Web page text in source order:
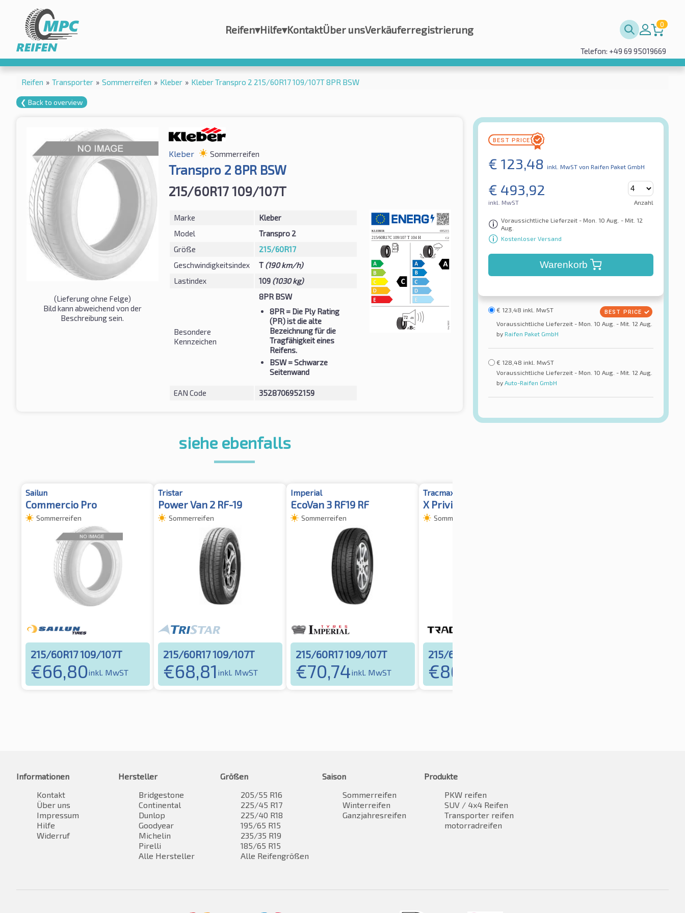
Reifen▾Hilfe▾KontaktÜber unsVerkäuferregistrierung 0
Telefon: +49 69 95019669
Reifen » Transporter » Sommerreifen » Kleber » Kleber Transpro 2 215/60R17 109/107T 8PR BSW
❮ Back to overview
(Lieferung ohne Felge)
Bild kann abweichend von der
Beschreibung sein.
Kleber Sommerreifen
Transpro 2 8PR BSW
215/60R17 109/107T
Marke
Kleber
Model
Transpro 2
Größe
215/60R17
Geschwindigkeitsindex
T (190 km/h)
Lastindex
109 (1030 kg)
Besondere
Kennzeichen
8PR BSW
8PR= Die Ply Rating
(PR) ist die alte
Bezeichnung für die
Tragfähigkeit eines
Reifens.
BSW= Schwarze
Seitenwand
EAN Code 3528706952159
€ 123,48 inkl. MwST von Raifen Paket GmbH
€ 493,92
inkl. MwST Anzahl
Voraussichtliche Lieferzeit - Mon. 10 Aug. - Mit. 12
Aug.
Kostenloser Versand
Warenkorb
€ 123,48 inkl. MwST
Voraussichtliche Lieferzeit - Mon. 10 Aug. - Mit. 12 Aug.
by Raifen Paket GmbH
€ 128,48 inkl. MwST
Voraussichtliche Lieferzeit - Mon. 10 Aug. - Mit. 12 Aug.
by Auto-Raifen GmbH
siehe ebenfalls
Sailun
Commercio Pro
Sommerreifen
215/60R17 109/107T
€66,80inkl. MwST
Tristar
Power Van 2 RF-19
Sommerreifen
215/60R17 109/107T
€68,81 inkl. MwST
Imperial
EcoVan 3 RF19 RF
Sommerreifen
215/60R17 109/107T
€70,74inkl. MwST
Tracmax
X Privilo RF19 RF TL
Sommerreifen
215/60R17 109T
€86,76
Informationen
Kontakt
Über uns
Impressum
Hilfe
Widerruf
Hersteller
Bridgestone
Continental
Dunlop
Goodyear
Michelin
Pirelli
Alle Hersteller
Größen
205/55 R16
225/45 R17
225/40 R18
195/65 R15
235/35 R19
185/65 R15
Alle Reifengrößen
Saison
Sommerreifen
Winterreifen
Ganzjahresreifen
Produkte
PKW reifen
SUV / 4x4 Reifen
Transporter reifen
motorradreifen